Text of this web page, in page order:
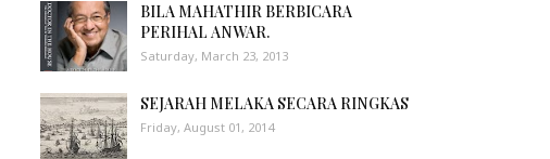
BILA MAHATHIR BERBICARA
PERIHAL ANWAR.
Saturday, March 23, 2013
SEJARAH MELAKA SECARA RINGKAS
Friday, August 01, 2014